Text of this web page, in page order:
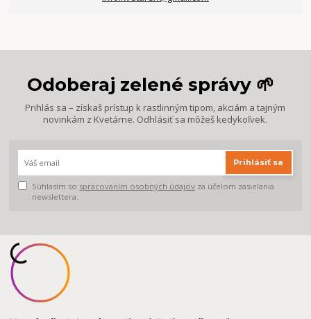
Odoberaj zelené správy 🌱
Prihlás sa – získaš prístup k rastlinným tipom, akciám a tajným
novinkám z Kvetárne. Odhlásiť sa môžeš kedykoľvek.
Prihlásiť sa
Súhlasím so spracovaním osobných údajov za účelom zasielania
newslettera.